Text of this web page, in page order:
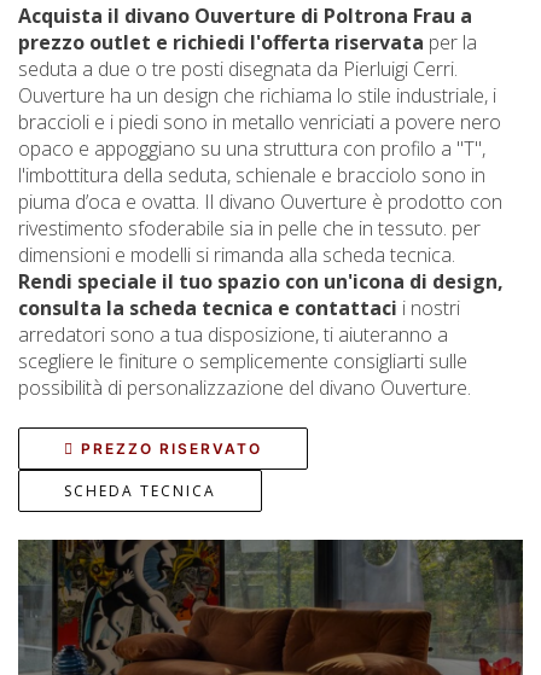
Acquista il divano Ouverture di Poltrona Frau a
prezzo outlet e richiedi l'offerta riservata per la
seduta a due o tre posti disegnata da Pierluigi Cerri.
Ouverture ha un design che richiama lo stile industriale, i
braccioli e i piedi sono in metallo venriciati a povere nero
opaco e appoggiano su una struttura con profilo a "T",
l'imbottitura della seduta, schienale e bracciolo sono in
piuma d’oca e ovatta. Il divano Ouverture è prodotto con
rivestimento sfoderabile sia in pelle che in tessuto. per
dimensioni e modelli si rimanda alla scheda tecnica.
Rendi speciale il tuo spazio con un'icona di design,
consulta la scheda tecnica e contattaci i nostri
arredatori sono a tua disposizione, ti aiuteranno a
scegliere le finiture o semplicemente consigliarti sulle
possibilità di personalizzazione del divano Ouverture.
PREZZO RISERVATO
SCHEDA TECNICA